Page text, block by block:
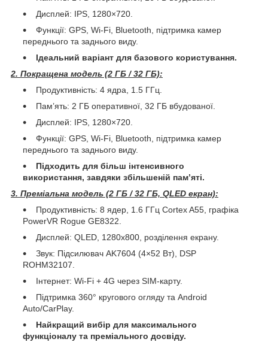
Дисплей: IPS, 1280×720.
Функції: GPS, Wi-Fi, Bluetooth, підтримка камер
переднього та заднього виду.
Ідеальний варіант для базового користування.
2. Покращена модель (2 ГБ / 32 ГБ):
Продуктивність: 4 ядра, 1.5 ГГц.
Пам’ять: 2 ГБ оперативної, 32 ГБ вбудованої.
Дисплей: IPS, 1280×720.
Функції: GPS, Wi-Fi, Bluetooth, підтримка камер
переднього та заднього виду.
Підходить для більш інтенсивного
використання, завдяки збільшеній пам’яті.
3. Преміальна модель (2 ГБ / 32 ГБ, QLED екран):
Продуктивність: 8 ядер, 1.6 ГГц Cortex A55, графіка
PowerVR Rogue GE8322.
Дисплей: QLED, 1280x800, розділення екрану.
Звук: Підсилювач AK7604 (4×52 Вт), DSP
ROHM32107.
Інтернет: Wi-Fi + 4G через SIM-карту.
Підтримка 360° кругового огляду та Android
Auto/CarPlay.
Найкращий вибір для максимального
функціоналу та преміального досвіду.